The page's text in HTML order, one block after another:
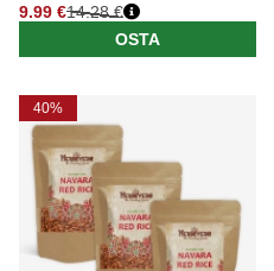
9.99 €
Normaali hinta
14.28 €
OSTA
40%